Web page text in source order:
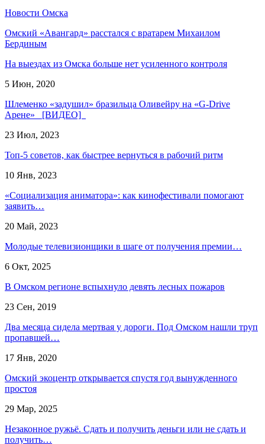
Новости Омска
Омский «Авангард» расстался с вратарем Михаилом
Бердиным
На выездах из Омска больше нет усиленного контроля
5 Июн, 2020
Шлеменко «задушил» бразильца Оливейру на «G-Drive
Арене» [ВИДЕО]
23 Июл, 2023
Топ-5 советов, как быстрее вернуться в рабочий ритм
10 Янв, 2023
«Социализация аниматора»: как кинофестивали помогают
заявить…
20 Май, 2023
Молодые телевизионщики в шаге от получения премии…
6 Окт, 2025
В Омском регионе вспыхнуло девять лесных пожаров
23 Сен, 2019
Два месяца сидела мертвая у дороги. Под Омском нашли труп
пропавшей…
17 Янв, 2020
Омский экоцентр открывается спустя год вынужденного
простоя
29 Мар, 2025
Незаконное ружьё. Сдать и получить деньги или не сдать и
получить…